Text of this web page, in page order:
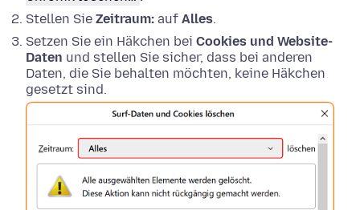
Stellen Sie Zeitraum: auf Alles.
Setzen Sie ein Häkchen bei Cookies und Website-
Daten und stellen Sie sicher, dass bei anderen
Daten, die Sie behalten möchten, keine Häkchen
gesetzt sind.